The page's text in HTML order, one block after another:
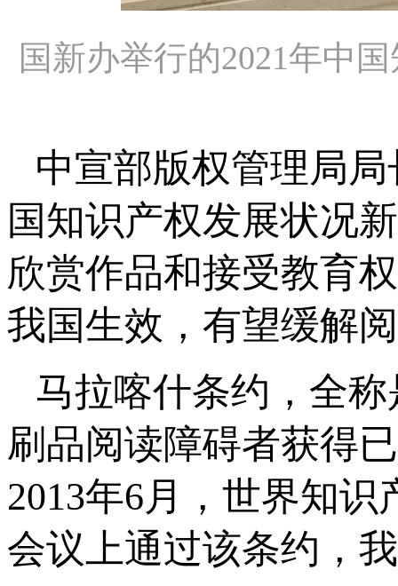
国新办举行的2021年中
中宣部版权管理局
国知识产权发展状况
欣赏作品和接受教育
我国生效，有望缓解
马拉喀什条约，全
刷品阅读障碍者获得
2013年6月，世界知
会议上通过该条约，